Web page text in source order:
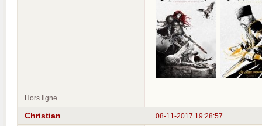
Hors ligne
08-11-2017 19:28:57
Christian